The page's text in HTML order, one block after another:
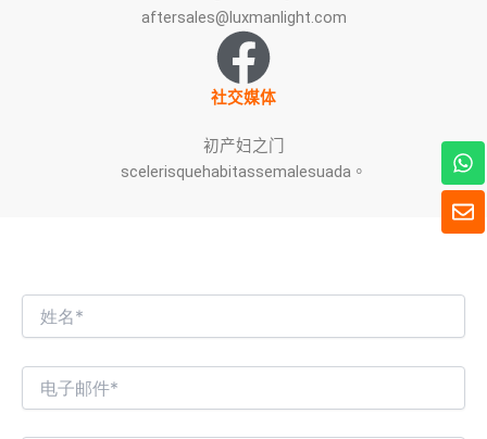
aftersales@luxmanlight.com
社交媒体
初产妇之门
scelerisquehabitassemalesuada。
信
封
W
h
a
t
s
p